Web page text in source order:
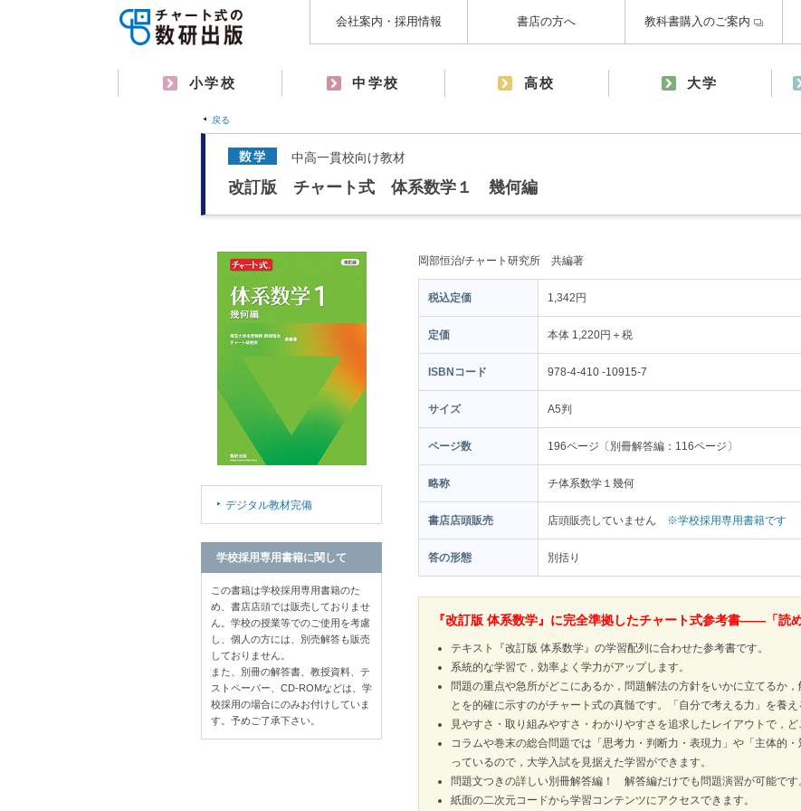
会社案内・採用情報 書店の方へ 教科書購入のご案内
小学校 中学校 高校 大学
戻る
中高一貫校向け教材
改訂版 チャート式 体系数学１ 幾何編
岡部恒治/チャート研究所 共編著
税込定価 1,342円
定価 本体 1,220円＋税
ISBNコード 978-4-410 -10915-7
サイズ A5判
ページ数 196ページ〔別冊解答編：116ページ〕
略称 チ体系数学１幾何
書店店頭販売 店頭販売していません ※学校採用専用書籍です
答の形態 別括り
『改訂版 体系数学』に完全準拠したチャート式参考書――「
テキスト『改訂版 体系数学』の学習配列に合わせた参考書です。
系統的な学習で，効率よく学力がアップします。
問題の重点や急所がどこにあるか，問題解法の方針をいかに立てるか
とを的確に示すのがチャート式の真髄です。「自分で考える力」を養え
見やすさ・取り組みやすさ・わかりやすさを追求したレイアウトで，ど
コラムや巻末の総合問題では「思考力・判断力・表現力」や「主体的
っているので，大学入試を見据えた学習ができます。
問題文つきの詳しい別冊解答編！ 解答編だけでも問題演習が可能です
紙面の二次元コードから学習コンテンツにアクセスできます。
デジタル教材完備
学校採用専用書籍に関して
この書籍は学校採用専用書籍のた
め、書店店頭では販売しておりませ
ん。学校の授業等でのご使用を考慮
し、個人の方には、別売解答も販売
しておりません。
また、別冊の解答書、教授資料、テ
ストペーパー、CD-ROMなどは、学
校採用の場合にのみお付けしていま
す。予めご了承下さい。